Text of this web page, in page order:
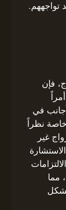
تواجههم.
فإن
في
نظراً
غير
مما